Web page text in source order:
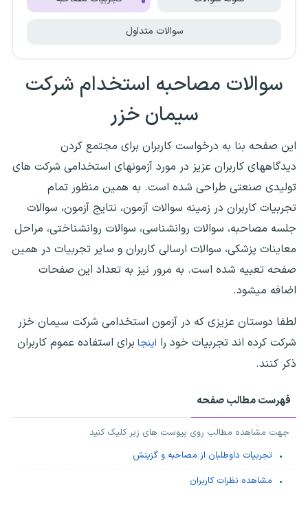
سوالات متداول
سوالات مصاحبه استخدام شرکت
سیمان خزر
این صفحه بنا به درخواست کاربران برای مجتمع کردن
دیدگاههای کاربران عزیز در مورد آزمونهای استخدامی شرکت های
تولیدی صنعتی طراحی شده است. به همین منظور تمام
تجربیات کاربران در زمینه سوالات آزمون، نتایج آزمون، سوالات
جلسه مصاحبه، سوالات روانشناسی، سوالات روانشناختی، مراحل
معاینات پزشکی، سوالات ارسالی کاربران و سایر تجربیات در همین
صفحه تعبیه شده است. به مرور نیز به تعداد این صفحات
اضافه میشود.
لطفا دوستان عزیزی که در آزمون استخدامی شرکت سیمان خزر
شرکت کرده اند تجربیات خود را اینجا برای استفاده عموم کاربران
ذکر کنند.
فهرست مطالب صفحه
جهت مشاهده مطالب روی پیوست های زیر کلیک کنید
تجربیات داوطلبان از مصاحبه و گزینش
مشاهده نظرات کاربران